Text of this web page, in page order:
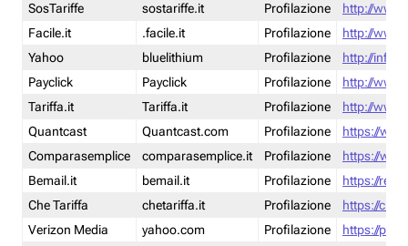
SosTariffe
sostariffe.it Profilazione
http://
Facile.it
.facile.it Profilazione
http://
Yahoo
bluelithium Profilazione
http://
Payclick
Payclick Profilazione
http://
Tariffa.it
Tariffa.it Profilazione
http://
Quantcast
Quantcast.com Profilazione
https://
Comparasemplice
comparasemplice.it Profilazione
https://
Bemail.it
bemail.it Profilazione
https://
Che Tariffa
chetariffa.it Profilazione
https://
Verizon Media
yahoo.com Profilazione
https://